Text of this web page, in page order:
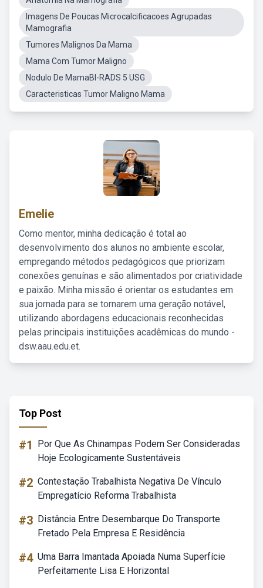
Imagens De Poucas Microcalcificacoes Agrupadas
Mamografia
Tumores Malignos Da Mama
Mama Com Tumor Maligno
Nodulo De MamaBI-RADS 5 USG
Caracteristicas Tumor Maligno Mama
Emelie
Como mentor, minha dedicação é total ao
desenvolvimento dos alunos no ambiente escolar,
empregando métodos pedagógicos que priorizam
conexões genuínas e são alimentados por criatividade
e paixão. Minha missão é orientar os estudantes em
sua jornada para se tornarem uma geração notável,
utilizando abordagens educacionais reconhecidas
pelas principais instituições acadêmicas do mundo -
dsw.aau.edu.et.
Top Post
#1
Por Que As Chinampas Podem Ser Consideradas
Hoje Ecologicamente Sustentáveis
#2 Contestação Trabalhista Negativa De Vínculo
Empregatício Reforma Trabalhista
#3 Distância Entre Desembarque Do Transporte
Fretado Pela Empresa E Residência
#4 Uma Barra Imantada Apoiada Numa Superfície
Perfeitamente Lisa E Horizontal